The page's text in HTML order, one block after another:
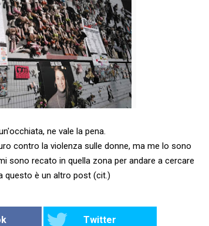
ne vale la pena.
contro la violenza sulle donne, ma me lo sono
sono recato in quella zona per andare a cercare
questo è un altro post (cit.)
Twitter